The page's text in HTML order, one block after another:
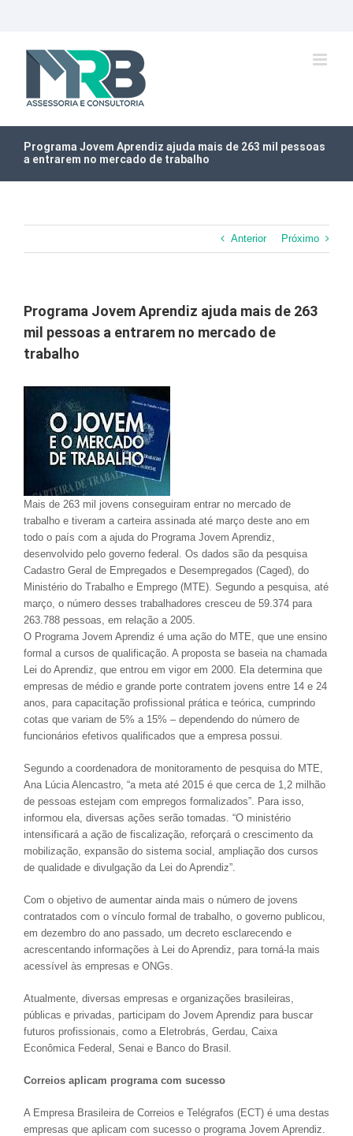
Programa Jovem Aprendiz ajuda mais de 263 mil pessoas
a entrarem no mercado de trabalho
Anterior Próximo
Programa Jovem Aprendiz ajuda mais de 263
mil pessoas a entrarem no mercado de
trabalho
Mais de 263 mil jovens conseguiram entrar no mercado de
trabalho e tiveram a carteira assinada até março deste ano em
todo o país com a ajuda do Programa Jovem Aprendiz,
desenvolvido pelo governo federal. Os dados são da pesquisa
Cadastro Geral de Empregados e Desempregados (Caged), do
Ministério do Trabalho e Emprego (MTE). Segundo a pesquisa, até
março, o número desses trabalhadores cresceu de 59.374 para
263.788 pessoas, em relação a 2005.
O Programa Jovem Aprendiz é uma ação do MTE, que une ensino
formal a cursos de qualificação. A proposta se baseia na chamada
Lei do Aprendiz, que entrou em vigor em 2000. Ela determina que
empresas de médio e grande porte contratem jovens entre 14 e 24
anos, para capacitação profissional prática e teórica, cumprindo
cotas que variam de 5% a 15% – dependendo do número de
funcionários efetivos qualificados que a empresa possui.
Segundo a coordenadora de monitoramento de pesquisa do MTE,
Ana Lúcia Alencastro, “a meta até 2015 é que cerca de 1,2 milhão
de pessoas estejam com empregos formalizados”. Para isso,
informou ela, diversas ações serão tomadas. “O ministério
intensificará a ação de fiscalização, reforçará o crescimento da
mobilização, expansão do sistema social, ampliação dos cursos
de qualidade e divulgação da Lei do Aprendiz”.
Com o objetivo de aumentar ainda mais o número de jovens
contratados com o vínculo formal de trabalho, o governo publicou,
em dezembro do ano passado, um decreto esclarecendo e
acrescentando informações à Lei do Aprendiz, para torná-la mais
acessível às empresas e ONGs.
Atualmente, diversas empresas e organizações brasileiras,
públicas e privadas, participam do Jovem Aprendiz para buscar
futuros profissionais, como a Eletrobrás, Gerdau, Caixa
Econômica Federal, Senai e Banco do Brasil.
Correios aplicam programa com sucesso
A Empresa Brasileira de Correios e Telégrafos (ECT) é uma destas
empresas que aplicam com sucesso o programa Jovem Aprendiz.